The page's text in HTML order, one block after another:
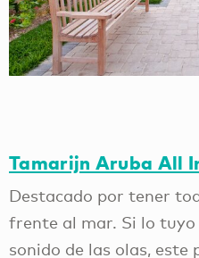
Tamarijn Aruba All
Destacado por tener
frente al mar. Si lo tuyo
sonido de las olas, este